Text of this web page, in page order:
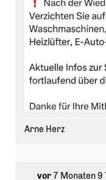
Arne Herz
vor7 Monaten 9